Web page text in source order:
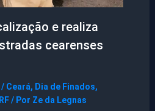
e realiza
cearenses
/ Ceará, Dia de Finados,
/ Por Ze da Legnas